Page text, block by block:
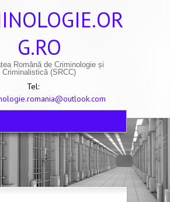
G.RO
Română de Criminologie și
Criminalistică (SRCC)
Tel: